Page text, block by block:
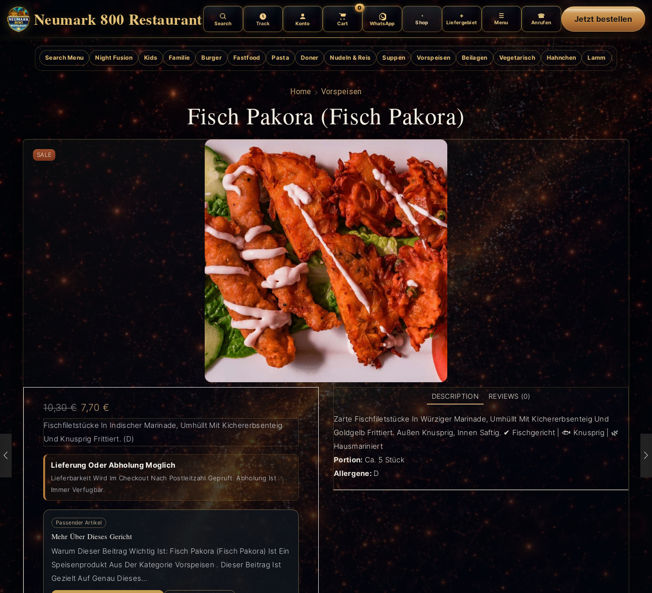
Neumark 800 Restaurant Menu
Shop Liefergebiet
Search Track Konto Cart
0
WhatsApp Anrufen Jetzt bestellen
Search Menu Night Fusion Kids Familie Burger Fastfood Pasta Doner Nudeln & Reis Suppen Vorspeisen Beilagen Vegetarisch Hahnchen Lamm Ente
Home Vorspeisen
Fisch Pakora (Fisch Pakora)
SALE
10,30€ 7,70 €
Fischfiletstücke In Indischer Marinade, Umhüllt Mit Kichererbsenteig
Und Knusprig Frittiert. (D)
Lieferung Oder Abholung Moglich
Lieferbarkeit Wird Im Checkout Nach Postleitzahl Gepruft. Abholung Ist
Immer Verfugbar.
Passender Artikel
Mehr Über Dieses Gericht
Warum Dieser Beitrag Wichtig Ist: Fisch Pakora (Fisch Pakora) Ist Ein
Speisenprodukt Aus Der Kategorie Vorspeisen . Dieser Beitrag Ist
Gezielt Auf Genau Dieses…
DESCRIPTION REVIEWS (0)
Zarte Fischfiletstücke In Würziger Marinade, Umhüllt Mit Kichererbsenteig Und
Goldgelb Frittiert. Außen Knusprig, Innen Saftig. ✔ Fischgericht | 🐟 Knusprig | 🌿
Hausmariniert
Portion: Ca. 5 Stück
Allergene: D